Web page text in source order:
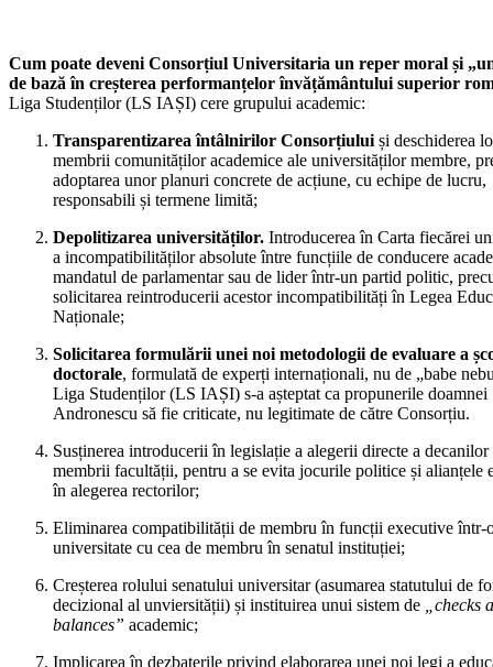
Cum poate deveni Consorțiul Universitaria un reper moral și
de bază în creșterea performanțelor învățământului superior
Liga Studenților (LS IAȘI) cere grupului academic:
Transparentizarea întâlnirilor Consorțiuluiși deschiderea
membrii comunităților academice ale universităților membre,
adoptarea unor planuri concrete de acțiune, cu echipe de lucru,
responsabili și termene limită;
Depolitizarea universităților. Introducerea în Carta fiecărei
a incompatibilităților absolute între funcțiile de conducere
mandatul de parlamentar sau de lider într-un partid politic,
solicitarea reintroducerii acestor incompatibilități în Legea
Naționale;
Solicitarea formulării unei noi metodologii de evaluare a
doctorale, formulată de experți internaționali, nu de „babe
Liga Studenților (LS IAȘI) s-a așteptat ca propunerile doamnei
Andronescu să fie criticate, nu legitimate de către Consorțiu.
Susținerea introducerii în legislație a alegerii directe a decanilor
membrii facultății, pentru a se evita jocurile politice și alianțele
în alegerea rectorilor;
Eliminarea compatibilității de membru în funcții executive într-
universitate cu cea de membru în senatul instituției;
Creșterea rolului senatului universitar (asumarea statutului de
decizional al unviersității) și instituirea unui sistem de „checks
balances” academic;
Implicarea în dezbaterile privind elaborarea unei noi legi a